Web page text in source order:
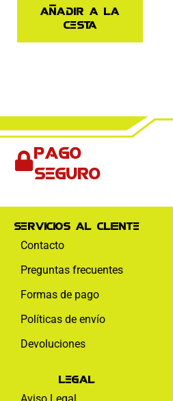
Añadir a la
cesta
Pago
seguro
Servicios al cliente
Contacto
Preguntas frecuentes
Formas de pago
Políticas de envío
Devoluciones
Legal